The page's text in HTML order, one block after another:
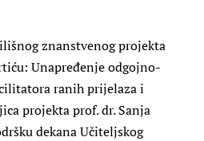
znanstvenog projekta
Unapređenje odgojno-
ranih prijelaza i
projekta prof. dr. Sanja
dekana Učiteljskog